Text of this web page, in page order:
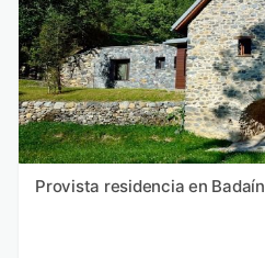
Provista residencia en Badaín